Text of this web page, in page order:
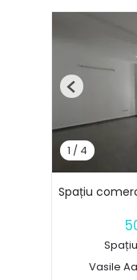
1 / 4
Previous
Spațiu
Vasile